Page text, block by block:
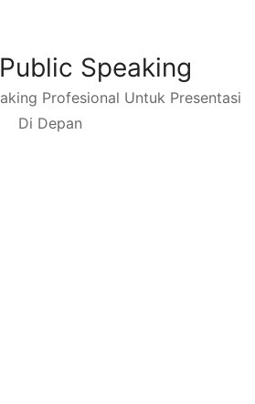
Speaking
Profesional Untuk Presentasi
Di Depan